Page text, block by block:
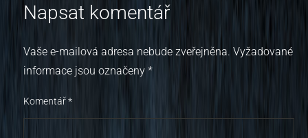
Napsat komentář
Vaše e-mailová adresa nebude zveřejněna. Vyžadované
informace jsou označeny*
Komentář*